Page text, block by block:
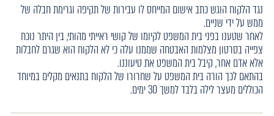
נגד הלקוח הוגש כתב אישום המייחס לו עבירות של תקיפה וגרימת חבלה של
ממש על ידי שניים.
לאחר שטענו בפני בית המשפט לקיומו של קושי ראייתי מהותי, בין היתר נוכח
צפייה בסרטון מצלמות האבטחה שממנו עלה כי לא הלקוח הוא שגרם לחבלות
אלא אדם אחר, קיבל בית המשפט את טיעוננו.
בהתאם לכך הורה בית המשפט על שחרורו של הלקוח בתנאים מקלים במיוחד
הכוללים מעצר לילה בלבד למשך 30 ימים.